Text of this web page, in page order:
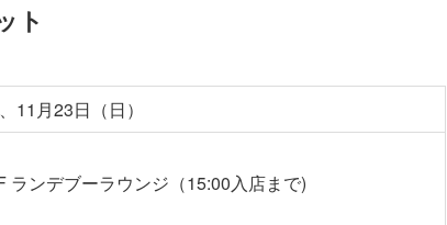
ト
11月23日（日）
ランデブーラウンジ（15:00入店まで)